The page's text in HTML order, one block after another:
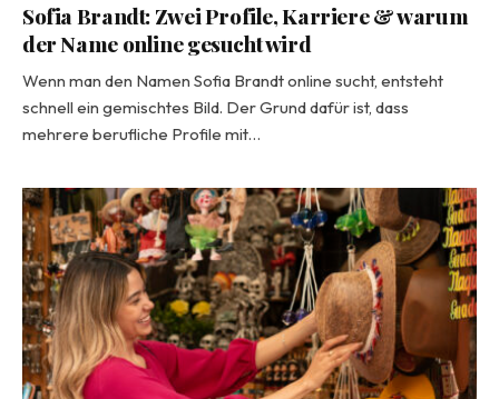
Sofia Brandt: Zwei Profile, Karriere & warum
der Name online gesucht wird
Wenn man den Namen Sofia Brandt online sucht, entsteht
schnell ein gemischtes Bild. Der Grund dafür ist, dass
mehrere berufliche Profile mit…